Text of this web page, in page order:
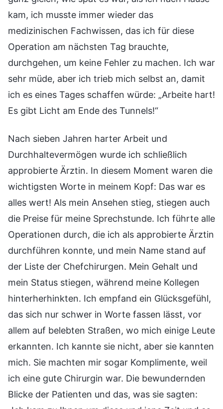
kam, ich musste immer wieder das
medizinischen Fachwissen, das ich für diese
Operation am nächsten Tag brauchte,
durchgehen, um keine Fehler zu machen. Ich war
sehr müde, aber ich trieb mich selbst an, damit
ich es eines Tages schaffen würde: „Arbeite hart!
Es gibt Licht am Ende des Tunnels!“
Nach sieben Jahren harter Arbeit und
Durchhaltevermögen wurde ich schließlich
approbierte Ärztin. In diesem Moment waren die
wichtigsten Worte in meinem Kopf: Das war es
alles wert! Als mein Ansehen stieg, stiegen auch
die Preise für meine Sprechstunde. Ich führte alle
Operationen durch, die ich als approbierte Ärztin
durchführen konnte, und mein Name stand auf
der Liste der Chefchirurgen. Mein Gehalt und
mein Status stiegen, während meine Kollegen
hinterherhinkten. Ich empfand ein Glücksgefühl,
das sich nur schwer in Worte fassen lässt, vor
allem auf belebten Straßen, wo mich einige Leute
erkannten. Ich kannte sie nicht, aber sie kannten
mich. Sie machten mir sogar Komplimente, weil
ich eine gute Chirurgin war. Die bewundernden
Blicke der Patienten und das, was sie sagten: